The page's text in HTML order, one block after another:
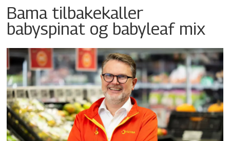
Bama tilbakekaller
babyspinat og babyleaf mix